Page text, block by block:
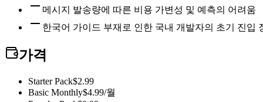
메시지 발송량에 따른 비용 가변성 및 예측의 어려움
한국어 가이드 부재로 인한 국내 개발자의 초기 진입
가격
Starter Pack$2.99
Basic Monthly$4.99/월